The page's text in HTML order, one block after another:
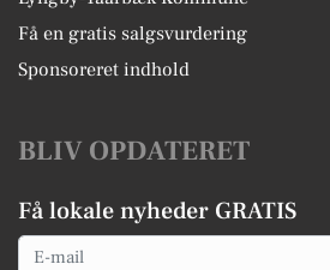
Få en gratis salgsvurdering
Sponsoreret indhold
BLIV OPDATERET
Få lokale nyheder GRATIS
Email